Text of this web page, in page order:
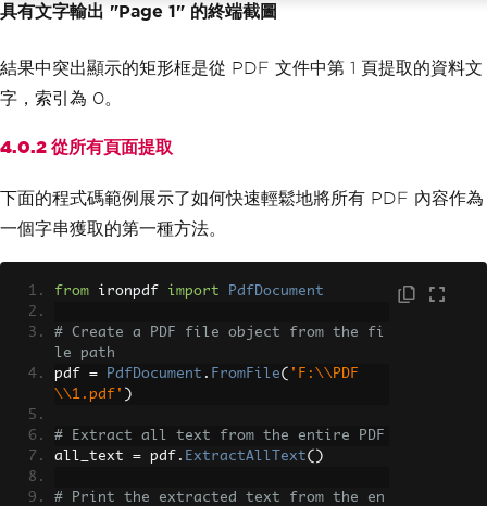
具有文字輸出 "Page 1" 的終端截圖
結果中突出顯示的矩形框是從 PDF 文件中第 1 頁提取的資料文
字，索引為 0。
4.0.2 從所有頁面提取
下面的程式碼範例展示了如何快速輕鬆地將所有 PDF 內容作為
一個字串獲取的第一種方法。
from ironpdf import PdfDocument
# Create a PDF file object from the fi
le path
pdf = PdfDocument . FromFile( 'F:\\PDF
\\1.pdf' )
# Extract all text from the entire PDF
all_text = pdf . ExtractAllText()
# Print the extracted text from the en